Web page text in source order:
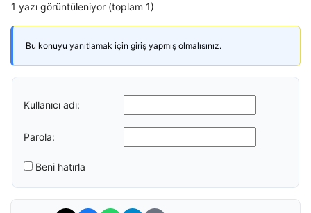
1 yazı görüntüleniyor (toplam 1)
Bu konuyu yanıtlamak için giriş yapmış olmalısınız.
Kullanıcı adı:
Parola:
Beni hatırla